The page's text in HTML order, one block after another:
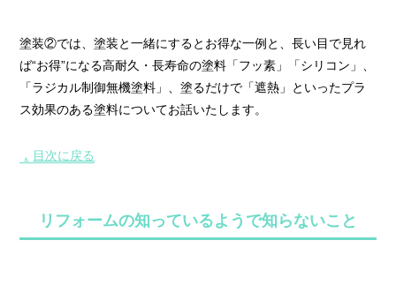
塗装②では、塗装と一緒にするとお得な一例と、長い目で見れ
ば“お得”になる高耐久・長寿命の塗料「フッ素」「シリコン」、
「ラジカル制御無機塗料」、塗るだけで「遮熱」といったプラ
ス効果のある塗料についてお話いたします。
▲ 目次に戻る
リフォームの知っているようで知らないこと